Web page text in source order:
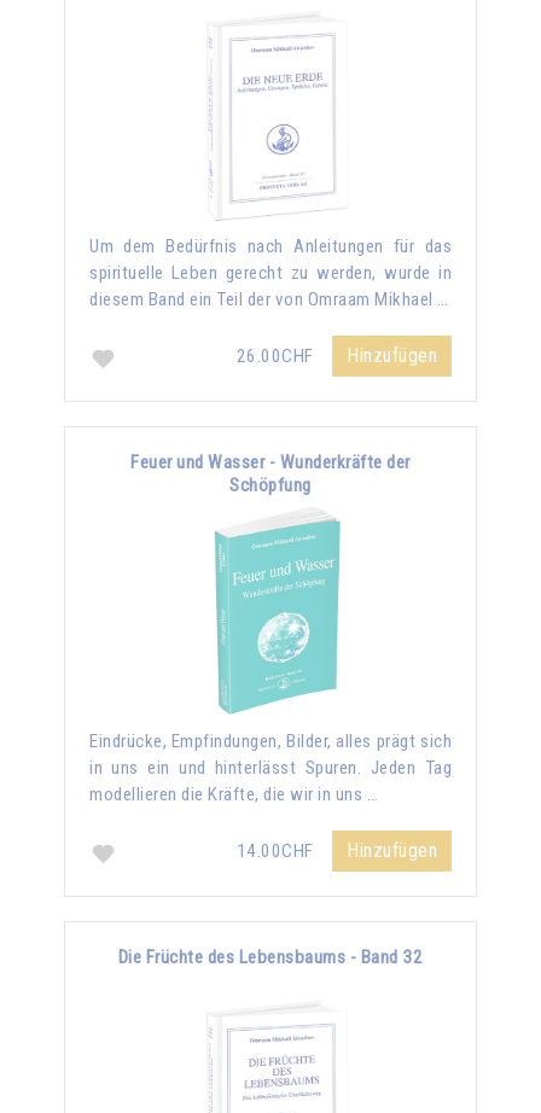
Um dem Bedürfnis nach Anleitungen für das
spirituelle Leben gerecht zu werden, wurde in
diesem Band ein Teil der von Omraam Mikhael …
26.00CHF Hinzufügen
Feuer und Wasser - Wunderkräfte der
Schöpfung
Eindrücke, Empfindungen, Bilder, alles prägt sich
in uns ein und hinterlässt Spuren. Jeden Tag
modellieren die Kräfte, die wir in uns …
14.00CHF Hinzufügen
Die Früchte des Lebensbaums - Band 32